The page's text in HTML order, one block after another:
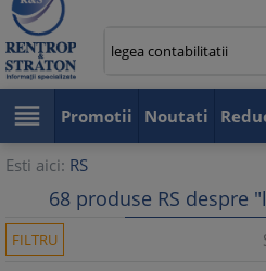
 Promotii Noutati
Esti aici: RS
68 produse RS despre
FILTRU